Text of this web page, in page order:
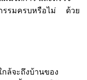
กรรมครบหรือไม่ ด้วย
กล้จะถึงบ้านของ